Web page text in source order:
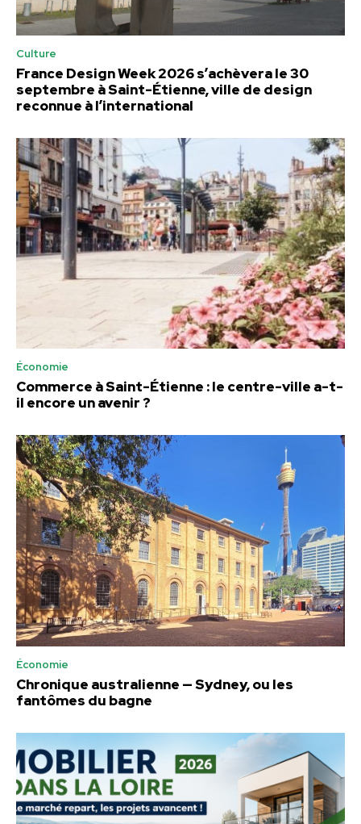
Culture
France Design Week 2026 s’achèvera le 30
septembre à Saint-Étienne, ville de design
reconnue à l’international
Économie
Commerce à Saint-Étienne : le centre-ville a-t-
il encore un avenir ?
Économie
Chronique australienne — Sydney, ou les
fantômes du bagne